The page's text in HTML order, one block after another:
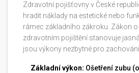
Zdravotní pojišťovny v České
hradit náklady na estetické nebo
rámec základního zákroku. Zákon o
zdravotním pojištění stanovuje
jsou výkony nezbytné pro
Základní výkon: Ošetření zubu